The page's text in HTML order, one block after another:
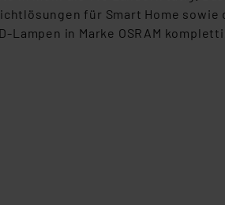
Datenschutz nach EU-
Daten in
für Smart Home
Lampen in Marke OSRAM